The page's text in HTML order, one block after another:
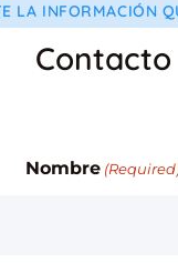
LA INFORMACIÓN
Contacto
Nombre